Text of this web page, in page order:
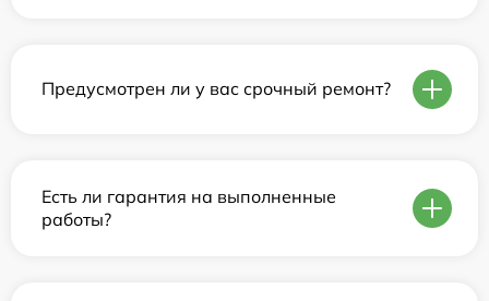
Предусмотрен ли у вас срочный ремонт?
Есть ли гарантия на выполненные
работы?